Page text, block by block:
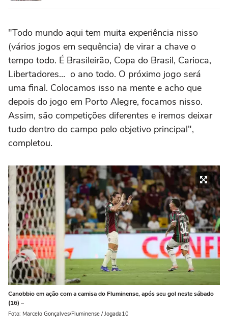
"Todo mundo aqui tem muita experiência nisso
(vários jogos em sequência) de virar a chave o
tempo todo. É Brasileirão, Copa do Brasil, Carioca,
Libertadores… o ano todo. O próximo jogo será
uma final. Colocamos isso na mente e acho que
depois do jogo em Porto Alegre, focamos nisso.
Assim, são competições diferentes e iremos deixar
tudo dentro do campo pelo objetivo principal",
completou.
Canobbio em ação com a camisa do Fluminense, após seu gol neste sábado
(16) –
Foto: Marcelo Gonçalves/Fluminense / Jogada10